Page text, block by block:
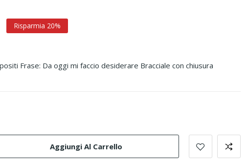
Risparmia 20%
Frase: Da oggi mi faccio desiderare Bracciale con chiusura
Aggiungi Al Carrello